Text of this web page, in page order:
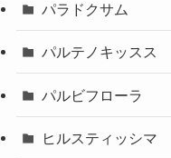
パラドクサム
パルテノキッスス
パルビフローラ
ヒルスティッシマ